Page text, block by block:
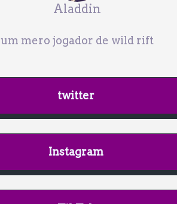
Aladdin
um mero jogador de wild rift
twitter
Instagram